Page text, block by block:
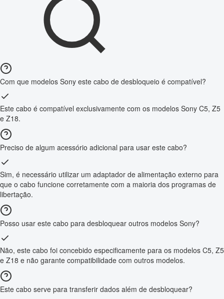
Com que modelos Sony este cabo de desbloqueio é compatível?
Este cabo é compatível exclusivamente com os modelos Sony C5, Z5
e Z18.
Preciso de algum acessório adicional para usar este cabo?
Sim, é necessário utilizar um adaptador de alimentação externo para
que o cabo funcione corretamente com a maioria dos programas de
libertação.
Posso usar este cabo para desbloquear outros modelos Sony?
Não, este cabo foi concebido especificamente para os modelos C5, Z5
e Z18 e não garante compatibilidade com outros modelos.
Este cabo serve para transferir dados além de desbloquear?